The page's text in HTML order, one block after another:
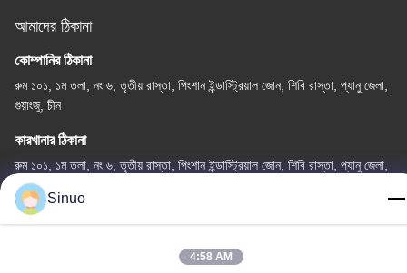
আমাদের ঠিকানা
কোম্পানির ঠিকানা
রুম ১০১, ১ম তলা, নং ৬, তৃতীয় রাস্তা, পিংশান ইন্ডাস্ট্রিয়াল জোন, শিবি রাস্তা, প্যানু জেলা,
গুয়াংজু, চীন
কারখানার ঠিকানা
রুম ১০১, ১ম তলা, নং ৬, তৃতীয় রাস্তা, পিংশান ইন্ডাস্ট্রিয়াল জোন, শিবি রাস্তা, প্যানু জেলা,
গুয়াংজু, চীন
টেলিফোন
Sinuo
4:58 AM